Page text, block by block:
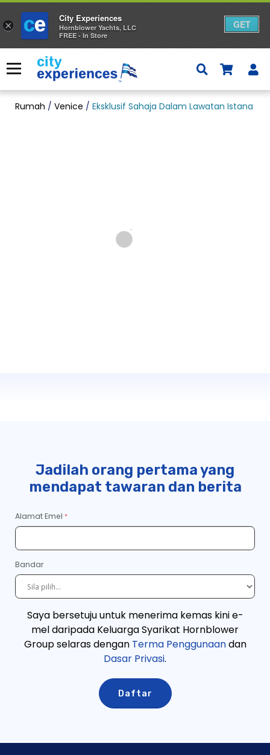
ke
kandungan
Menu
Rumah / Venice / Eksklusif Sahaja Dalam Lawatan Istana St.
Jadilah orang pertama yang
mendapat tawaran dan berita
Alamat Emel
Bandar
Saya bersetuju untuk menerima kemas kini e-
mel daripada Keluarga Syarikat Hornblower
Group selaras dengan Terma Penggunaandan
Dasar Privasi.
×
City Experiences
Hornblower Yachts, LLC
FREE - In Store
GET